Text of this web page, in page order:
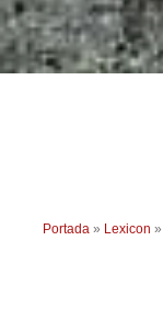
Portada» Lexicon »